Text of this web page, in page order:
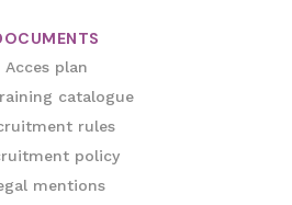
Acces plan
catalogue
rules
policy
mentions